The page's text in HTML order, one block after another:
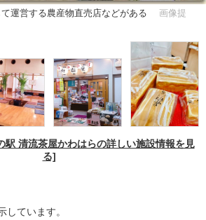
運営する農産物直売店などがある
画像提
駅 清流茶屋かわはらの詳しい施設情報を見
る]
ています。